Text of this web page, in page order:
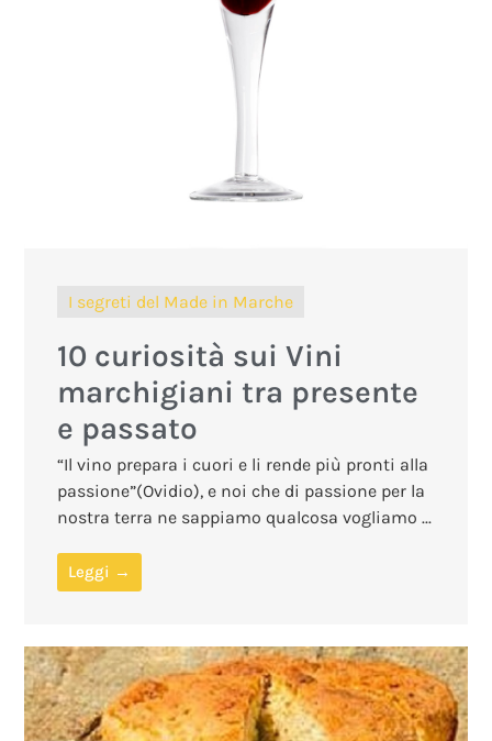
I segreti del Made in Marche
10 curiosità sui Vini
marchigiani tra presente
e passato
“Il vino prepara i cuori e li rende più pronti alla
passione”(Ovidio), e noi che di passione per la
nostra terra ne sappiamo qualcosa vogliamo ...
Leggi →